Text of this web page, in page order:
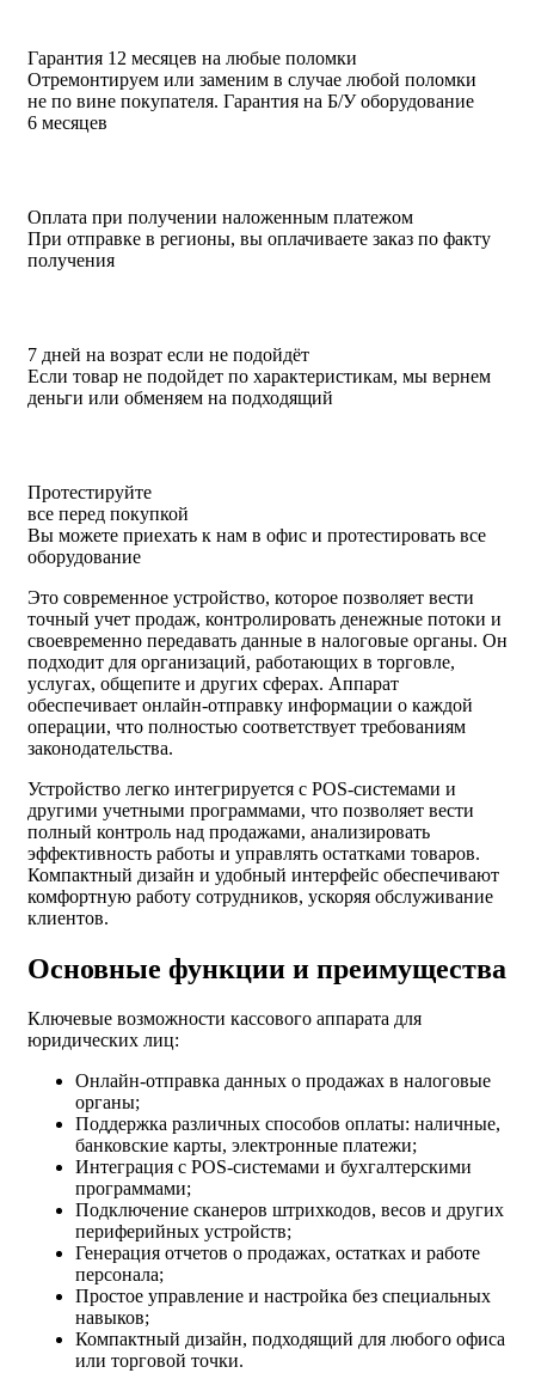
Гарантия 12 месяцев на любые поломки
Отремонтируем или заменим в случае любой поломки
не по вине покупателя. Гарантия на Б/У оборудование
6 месяцев
Оплата при получении наложенным платежом
При отправке в регионы, вы оплачиваете заказ по факту
получения
7 дней на возрат если не подойдёт
Если товар не подойдет по характеристикам, мы вернем
деньги или обменяем на подходящий
Протестируйте
все перед покупкой
Вы можете приехать к нам в офис и протестировать все
оборудование
Это современное устройство, которое позволяет вести
точный учет продаж, контролировать денежные потоки и
своевременно передавать данные в налоговые органы. Он
подходит для организаций, работающих в торговле,
услугах, общепите и других сферах. Аппарат
обеспечивает онлайн-отправку информации о каждой
операции, что полностью соответствует требованиям
законодательства.
Устройство легко интегрируется с POS-системами и
другими учетными программами, что позволяет вести
полный контроль над продажами, анализировать
эффективность работы и управлять остатками товаров.
Компактный дизайн и удобный интерфейс обеспечивают
комфортную работу сотрудников, ускоряя обслуживание
клиентов.
Основные функции и преимущества
Ключевые возможности кассового аппарата для
юридических лиц:
Онлайн-отправка данных о продажах в налоговые
органы;
Поддержка различных способов оплаты: наличные,
банковские карты, электронные платежи;
Интеграция с POS-системами и бухгалтерскими
программами;
Подключение сканеров штрихкодов, весов и других
периферийных устройств;
Генерация отчетов о продажах, остатках и работе
персонала;
Простое управление и настройка без специальных
навыков;
Компактный дизайн, подходящий для любого офиса
или торговой точки.